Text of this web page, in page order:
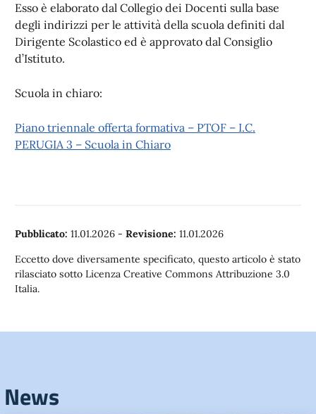
Esso è elaborato dal Collegio dei Docenti sulla base
degli indirizzi per le attività della scuola definiti dal
Dirigente Scolastico ed è approvato dal Consiglio
d’Istituto.
Scuola in chiaro:
Piano triennale offerta formativa – PTOF – I.C.
PERUGIA 3 – Scuola in Chiaro
Pubblicato: 11.01.2026 - Revisione: 11.01.2026
Eccetto dove diversamente specificato, questo articolo è stato
rilasciato sotto Licenza Creative Commons Attribuzione 3.0
Italia.
News